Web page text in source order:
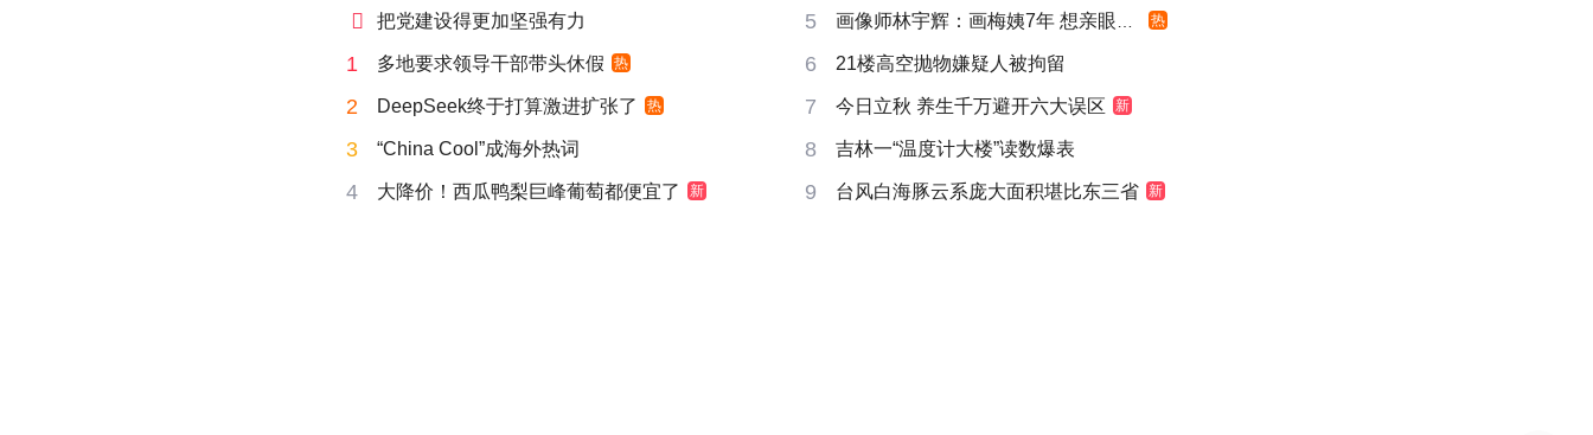
 把党建设得更加坚强有力 5 画像师林宇辉：画梅姨7年 想亲眼看看 热
1 多地要求领导干部带头休假 热 6 21楼高空抛物嫌疑人被拘留
2 DeepSeek终于打算激进扩张了 热 7 今日立秋 养生千万避开六大误区 新
3 “China Cool”成海外热词 8 吉林一“温度计大楼”读数爆表
4 大降价！西瓜鸭梨巨峰葡萄都便宜了 新 9 台风白海豚云系庞大面积堪比东三省 新